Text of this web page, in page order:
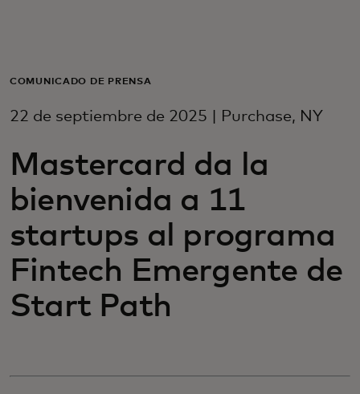
Para empresas
Para innovadores
Noticias y tendencias
COMUNICADO DE PRENSA
22 de septiembre de 2025 | Purchase, NY
Mastercard da la
bienvenida a 11
startups al programa
Fintech Emergente de
Start Path